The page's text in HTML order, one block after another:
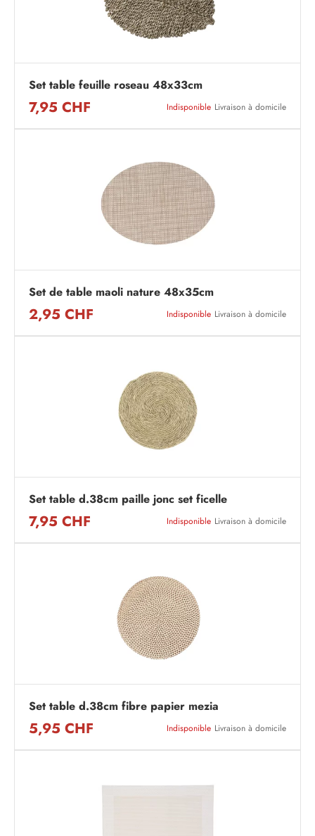
Set table feuille roseau 48x33cm
7,95 CHF Indisponible Livraison à domicile
Set de table maoli nature 48x35cm
2,95 CHF Indisponible Livraison à domicile
Set table d.38cm paille jonc set ficelle
7,95 CHF Indisponible Livraison à domicile
Set table d.38cm fibre papier mezia
5,95 CHF Indisponible Livraison à domicile